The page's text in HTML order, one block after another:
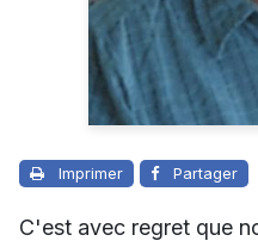
Imprimer Partager
C'est avec regret que